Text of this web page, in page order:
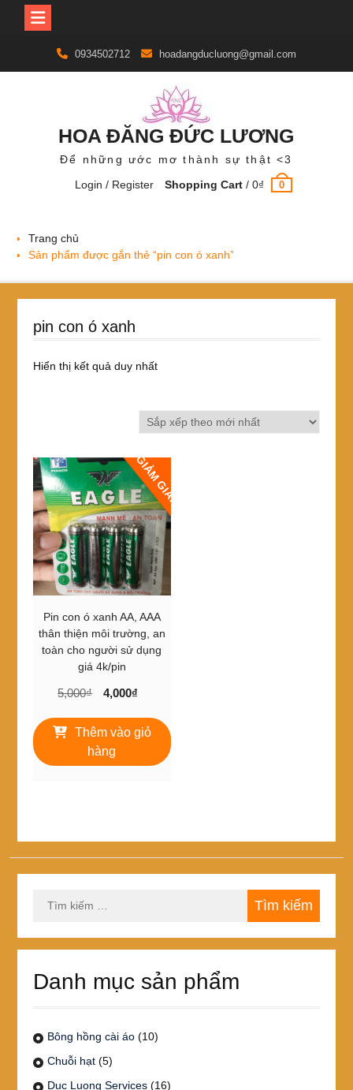
content
0934502712 hoadangducluong@gmail.com
HOA ĐĂNG ĐỨC LƯƠNG
Để những ước mơ thành sự thật <3
Login / Register
Shopping Cart /0₫ 0
Trang chủ
Sản phẩm được gắn thẻ “pin con ó xanh”
pin con ó xanh
Hiển thị kết quả duy nhất
GIẢM GIÁ!
Pin con ó xanh AA, AAA
thân thiện môi trường, an
toàn cho người sử dụng
giá 4k/pin
5,000₫
Giá
là:
5,000₫.
4,000₫
tại
4,000₫.
Thêm vào giỏ
hàng
kiếm
Danh mục sản phẩm
Bông hồng cài áo (10)
Chuỗi hạt (5)
Duc Luong Services (16)